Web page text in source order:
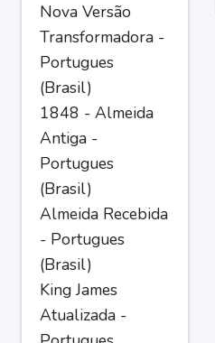
Nova Versão
Transformadora -
Portugues
(Brasil)
1848 - Almeida
Antiga -
Portugues
(Brasil)
Almeida Recebida
- Portugues
(Brasil)
King James
Atualizada -